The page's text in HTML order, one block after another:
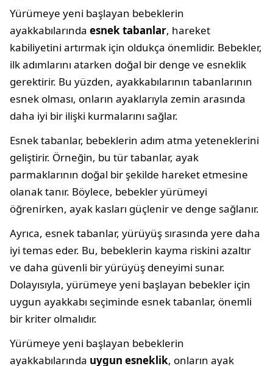
Yürümeye yeni başlayan bebeklerin
ayakkabılarında esnek tabanlar, hareket
kabiliyetini artırmak için oldukça önemlidir. Bebekler,
ilk adımlarını atarken doğal bir denge ve esneklik
gerektirir. Bu yüzden, ayakkabılarının tabanlarının
esnek olması, onların ayaklarıyla zemin arasında
daha iyi bir ilişki kurmalarını sağlar.
Esnek tabanlar, bebeklerin adım atma yeteneklerini
geliştirir. Örneğin, bu tür tabanlar, ayak
parmaklarının doğal bir şekilde hareket etmesine
olanak tanır. Böylece, bebekler yürümeyi
öğrenirken, ayak kasları güçlenir ve denge sağlanır.
Ayrıca, esnek tabanlar, yürüyüş sırasında yere daha
iyi temas eder. Bu, bebeklerin kayma riskini azaltır
ve daha güvenli bir yürüyüş deneyimi sunar.
Dolayısıyla, yürümeye yeni başlayan bebekler için
uygun ayakkabı seçiminde esnek tabanlar, önemli
bir kriter olmalıdır.
Yürümeye yeni başlayan bebeklerin
ayakkabılarında uygun esneklik, onların ayak